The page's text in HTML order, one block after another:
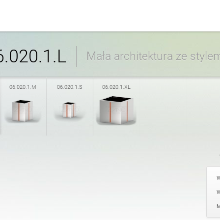
Strefa rowerowa
Stoły
włoski
rumuński
Mała architektura ze
06.020.1.M 06.020.1.S 06.020.1.XL